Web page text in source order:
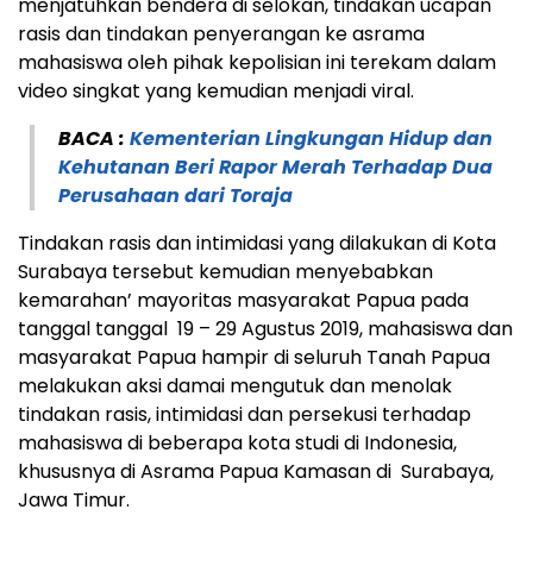
menjatuhkan bendera di selokan, tindakan ucapan
rasis dan tindakan penyerangan ke asrama
mahasiswa oleh pihak kepolisian ini terekam dalam
video singkat yang kemudian menjadi viral.
BACA : Kementerian Lingkungan Hidup dan
Kehutanan Beri Rapor Merah Terhadap Dua
Perusahaan dari Toraja
Tindakan rasis dan intimidasi yang dilakukan di Kota
Surabaya tersebut kemudian menyebabkan
kemarahan’ mayoritas masyarakat Papua pada
tanggal tanggal 19 – 29 Agustus 2019, mahasiswa dan
masyarakat Papua hampir di seluruh Tanah Papua
melakukan aksi damai mengutuk dan menolak
tindakan rasis, intimidasi dan persekusi terhadap
mahasiswa di beberapa kota studi di Indonesia,
khususnya di Asrama Papua Kamasan di Surabaya,
Jawa Timur.